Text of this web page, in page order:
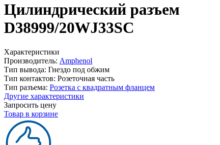
Цилиндрический разъем
D38999/20WJ33SC
Характеристики
Производитель: Amphenol
Тип вывода: Гнездо под обжим
Тип контактов: Розеточная часть
Тип разъема: Розетка с квадратным фланцем
Другие характеристики
Запросить цену
Товар в корзине